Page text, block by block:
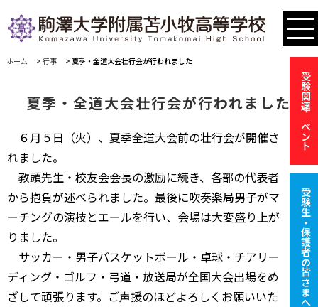
受験関連イベント
受験生・保護者の皆さまへ
ホーム > 行事 > 夏季・全道大会壮行会が行われました
夏季・全道大会壮行会が行われました
６月５日（火）、夏季全道大会前の壮行会が開催さ
れました。
教頭先生・校友会会長の激励に続き、各部の代表者
から抱負が述べられました。最後に吹奏楽局男子がマ
ーチングの演技とエールを行い、会場は大変盛り上が
りました。
サッカー・男子バスケットボール・卓球・チアリー
ディング・ゴルフ・弓道・放送局が全国大会出場をめ
ざして頑張ります。ご声援のほどよろしくお願いいた